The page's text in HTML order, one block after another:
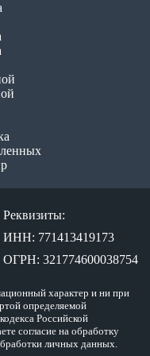
Реквизиты:
ИНН: 771413419173
ОГРН: 321774600038754
характер и ни при
определяемой
Российской
согласие на обработку
личных данных.